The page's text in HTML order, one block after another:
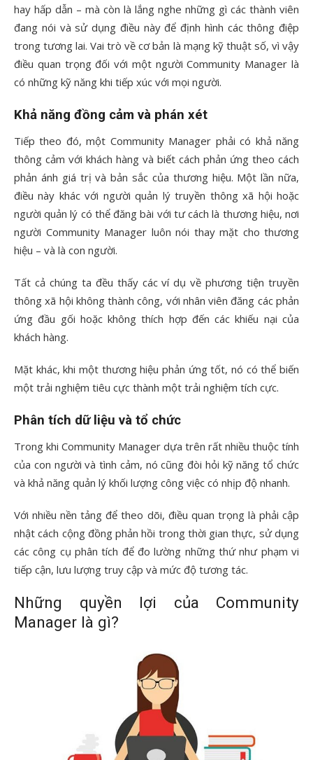
hay hấp dẫn – mà còn là lắng nghe những gì các thành viên
đang nói và sử dụng điều này để định hình các thông điệp
trong tương lai. Vai trò về cơ bản là mạng kỹ thuật số, vì vậy
điều quan trọng đối với một người Community Manager là
có những kỹ năng khi tiếp xúc với mọi người.
Khả năng đồng cảm và phán xét
Tiếp theo đó, một Community Manager phải có khả năng
thông cảm với khách hàng và biết cách phản ứng theo cách
phản ánh giá trị và bản sắc của thương hiệu. Một lần nữa,
điều này khác với người quản lý truyền thông xã hội hoặc
người quản lý có thể đăng bài với tư cách là thương hiệu, nơi
người Community Manager luôn nói thay mặt cho thương
hiệu – và là con người.
Tất cả chúng ta đều thấy các ví dụ về phương tiện truyền
thông xã hội không thành công, với nhân viên đăng các phản
ứng đầu gối hoặc không thích hợp đến các khiếu nại của
khách hàng.
Mặt khác, khi một thương hiệu phản ứng tốt, nó có thể biến
một trải nghiệm tiêu cực thành một trải nghiệm tích cực.
Phân tích dữ liệu và tổ chức
Trong khi Community Manager dựa trên rất nhiều thuộc tính
của con người và tình cảm, nó cũng đòi hỏi kỹ năng tổ chức
và khả năng quản lý khối lượng công việc có nhịp độ nhanh.
Với nhiều nền tảng để theo dõi, điều quan trọng là phải cập
nhật cách cộng đồng phản hồi trong thời gian thực, sử dụng
các công cụ phân tích để đo lường những thứ như phạm vi
tiếp cận, lưu lượng truy cập và mức độ tương tác.
Những quyền lợi của Community
Manager là gì?